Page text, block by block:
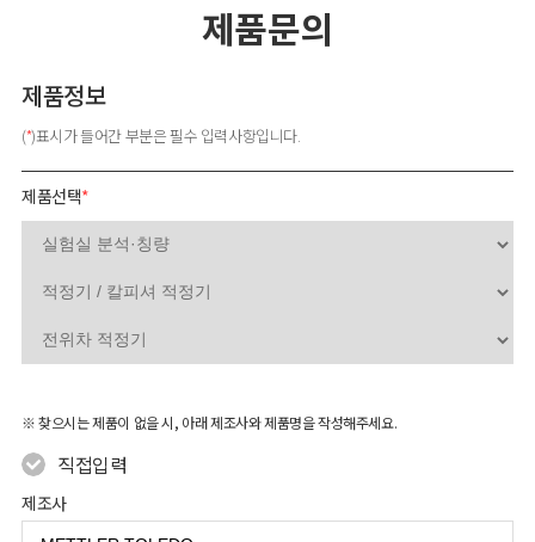
제품문의
제품정보
(*)표시가 들어간 부분은 필수 입력사항입니다.
제품선택*
※ 찾으시는 제품이 없을 시, 아래 제조사와 제품명을 작성해주세요.
직접입력
제조사